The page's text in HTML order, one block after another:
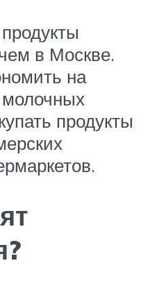
в Москве.
на
продукты